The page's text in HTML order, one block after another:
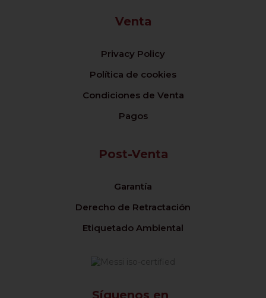
Venta
Privacy Policy
Política de cookies
Condiciones de Venta
Pagos
Post-Venta
Garantía
Derecho de Retractación
Etiquetado Ambiental